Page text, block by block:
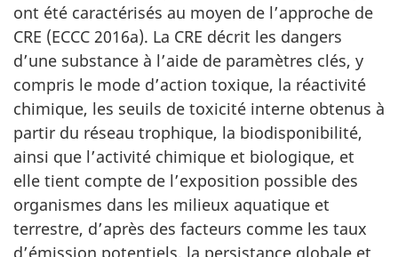
ont été caractérisés au moyen de l’approche de
CRE (ECCC 2016a). La CRE décrit les dangers
d’une substance à l’aide de paramètres clés, y
compris le mode d’action toxique, la réactivité
chimique, les seuils de toxicité interne obtenus à
partir du réseau trophique, la biodisponibilité,
ainsi que l’activité chimique et biologique, et
elle tient compte de l’exposition possible des
organismes dans les milieux aquatique et
terrestre, d’après des facteurs comme les taux
d’émission potentiels, la persistance globale et